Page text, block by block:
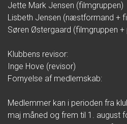
Jette Mark Jensen (filmgruppen)
Lisbeth Jensen (næstformand +
Søren Østergaard (filmgruppen +
Klubbens revisor:
Inge Hove (revisor)
Fornyelse af medlemskab:
Medlemmer kan i perioden fra
maj måned og frem til 1. august